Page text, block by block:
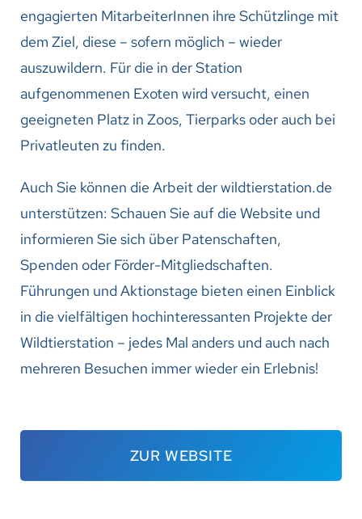
engagierten MitarbeiterInnen ihre Schützlinge mit
dem Ziel, diese – sofern möglich – wieder
auszuwildern. Für die in der Station
aufgenommenen Exoten wird versucht, einen
geeigneten Platz in Zoos, Tierparks oder auch bei
Privatleuten zu finden.
Auch Sie können die Arbeit der wildtierstation.de
unterstützen: Schauen Sie auf die Website und
informieren Sie sich über Patenschaften,
Spenden oder Förder-Mitgliedschaften.
Führungen und Aktionstage bieten einen Einblick
in die vielfältigen hochinteressanten Projekte der
Wildtierstation – jedes Mal anders und auch nach
mehreren Besuchen immer wieder ein Erlebnis!
ZUR WEBSITE